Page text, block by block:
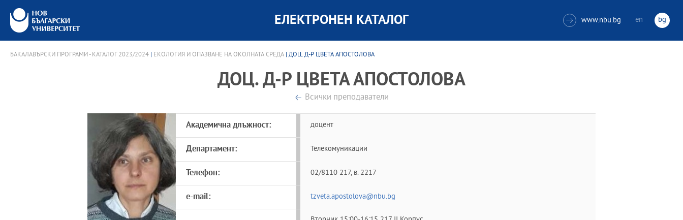
ЕЛЕКТРОНЕН КАТАЛОГ  www.nbu.bg en bg
БАКАЛАВЪРСКИ ПРОГРАМИ - КАТАЛОГ 2023/2024 ЕКОЛОГИЯ И ОПАЗВАНЕ НА ОКОЛНАТА СРЕДА | ДОЦ. Д-Р ЦВЕТА АПОСТОЛОВА
ДОЦ. Д-Р ЦВЕТА АПОСТОЛОВА
Всички преподаватели
Академична длъжност: доцент
Департамент: Телекомуникации
Телефон: 02/8110 217, в. 2217
e-mail: tzveta.apostolova@nbu.bg